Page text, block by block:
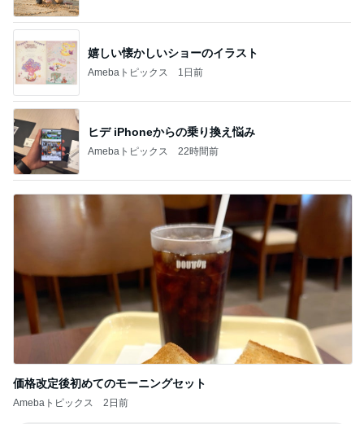
嬉しい懐かしいショーのイラスト
Amebaトピックス 1日前
ヒデ iPhoneからの乗り換え悩み
Amebaトピックス 22時間前
価格改定後初めてのモーニングセット
Amebaトピックス 2日前